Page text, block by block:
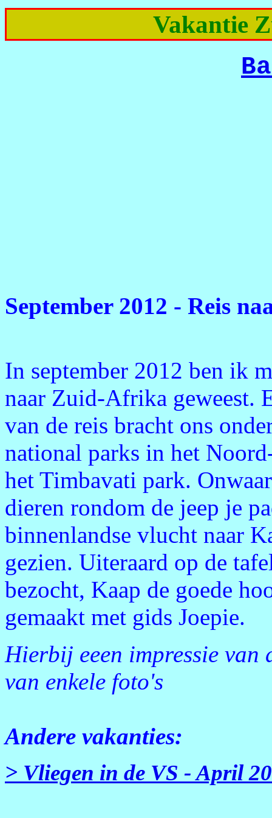
Vakantie
September 2012 - Reis
In september 2012 ben ik
naar Zuid-Afrika geweest.
van de reis bracht ons
national parks in het
het Timbavati park.
dieren rondom de jeep je
binnenlandse vlucht naar
gezien. Uiteraard op de
bezocht, Kaap de goede
gemaakt met gids Joepie.
Hierbij eeen impressie van
van enkele foto's
Andere vakanties:
> Vliegen in de VS - April